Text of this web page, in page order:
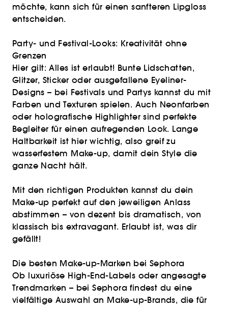
möchte, kann sich für einen sanfteren Lipgloss
entscheiden.
Party- und Festival-Looks: Kreativität ohne
Grenzen
Hier gilt: Alles ist erlaubt! Bunte Lidschatten,
Glitzer, Sticker oder ausgefallene Eyeliner-
Designs – bei Festivals und Partys kannst du mit
Farben und Texturen spielen. Auch Neonfarben
oder holografische Highlighter sind perfekte
Begleiter für einen aufregenden Look. Lange
Haltbarkeit ist hier wichtig, also greif zu
wasserfestem Make-up, damit dein Style die
ganze Nacht hält.
Mit den richtigen Produkten kannst du dein
Make-up perfekt auf den jeweiligen Anlass
abstimmen – von dezent bis dramatisch, von
klassisch bis extravagant. Erlaubt ist, was dir
gefällt!
Die besten Make-up-Marken bei Sephora
Ob luxuriöse High-End-Labels oder angesagte
Trendmarken – bei Sephora findest du eine
vielfältige Auswahl an Make-up-Brands, die für